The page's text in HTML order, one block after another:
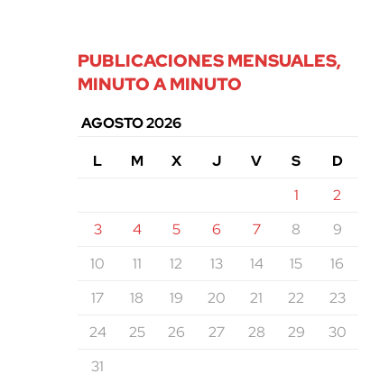
PUBLICACIONES MENSUALES,
MINUTO A MINUTO
AGOSTO 2026
L
M X J V S
D
1
2
3
4 5 6 7 8
9
10
11 12 13 14 15
16
17
18 19 20 21 22
23
24
25 26 27 28 29
30
31